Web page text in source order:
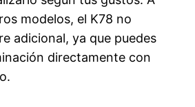
modelos, el K78 no
adicional, ya que puedes
directamente con